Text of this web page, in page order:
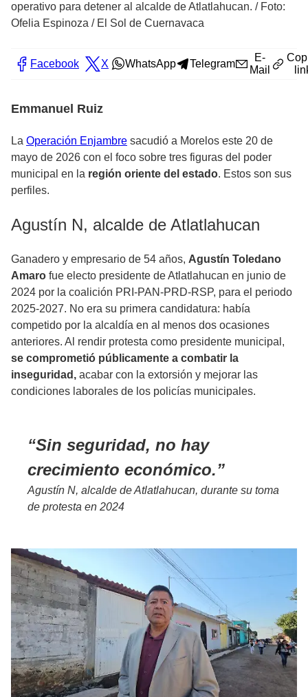
operativo para detener al alcalde de Atlatlahucan. / Foto:
Ofelia Espinoza / El Sol de Cuernavaca
Facebook X WhatsApp Telegram
E-
Mail
Emmanuel Ruiz
La Operación Enjambre sacudió a Morelos este 20 de
mayo de 2026 con el foco sobre tres figuras del poder
municipal en la región oriente del estado. Estos son sus
perfiles.
Agustín N, alcalde de Atlatlahucan
Ganadero y empresario de 54 años, Agustín Toledano
Amaro fue electo presidente de Atlatlahucan en junio de
2024 por la coalición PRI-PAN-PRD-RSP, para el periodo
2025-2027. No era su primera candidatura: había
competido por la alcaldía en al menos dos ocasiones
anteriores. Al rendir protesta como presidente municipal,
se comprometió públicamente a combatir la
inseguridad, acabar con la extorsión y mejorar las
condiciones laborales de los policías municipales.
Sin seguridad, no hay
crecimiento económico.
Agustín N, alcalde de Atlatlahucan, durante su toma
de protesta en 2024